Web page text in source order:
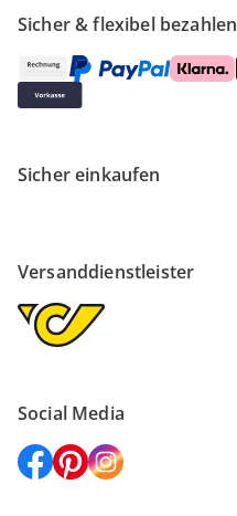
Sicher & flexibel bezahlen
Sicher einkaufen
Versanddienstleister
Social Media